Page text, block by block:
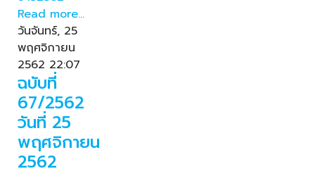
Read more...
วันจันทร์, 25
พฤศจิกายน
2562 22:07
ฉบับที่
67/2562
วันที่ 25
พฤศจิกายน
2562